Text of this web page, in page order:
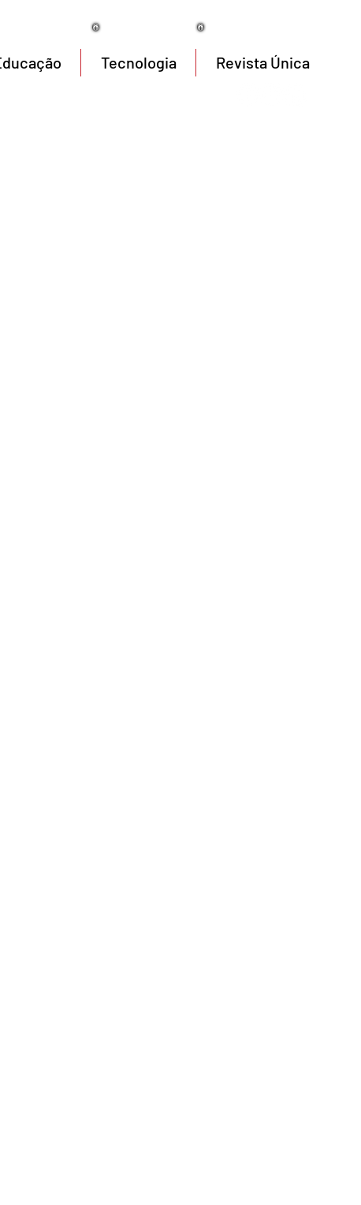
Tecnologia Revista Única